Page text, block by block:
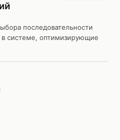
последовательности
в системе, оптимизирующие